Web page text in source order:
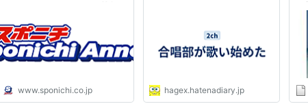
www.sponichi.co.jp hagex.hatenadiary.jp